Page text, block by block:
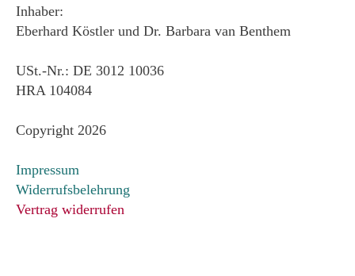
Inhaber:
Eberhard Köstler und Dr. Barbara van Benthem
USt.-Nr.: DE 3012 10036
HRA 104084
Copyright 2026
Impressum
Widerrufsbelehrung
Vertrag widerrufen